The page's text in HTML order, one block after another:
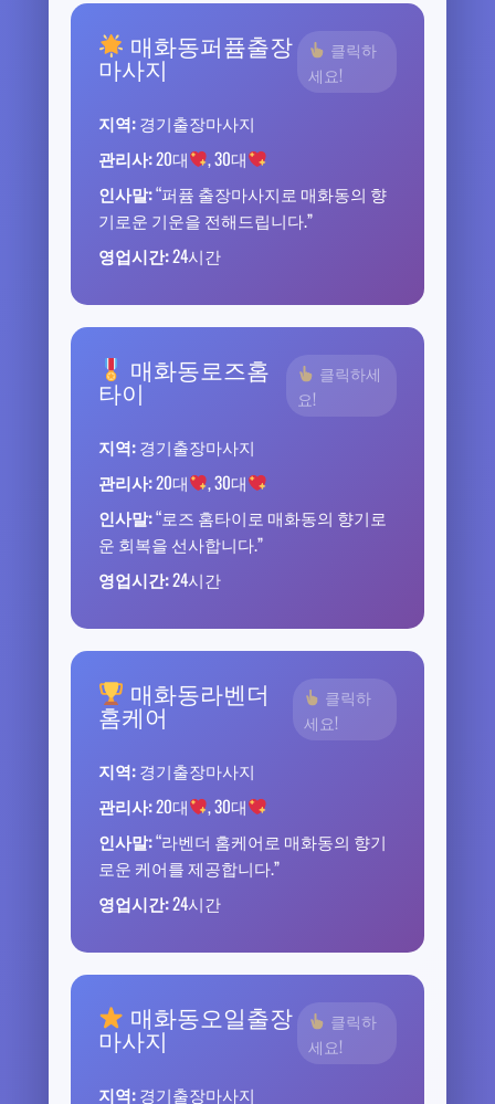
매화동퍼퓸출장
마사지
클릭하
세요!
지역:경기출장마사지
관리사:20대
, 30대
인사말:“퍼퓸 출장마사지로 매화동의 향
기로운 기운을 전해드립니다.”
영업시간:24시간
매화동로즈홈
타이
클릭하세
요!
지역:경기출장마사지
관리사:20대
, 30대
인사말:“로즈 홈타이로 매화동의 향기로
운 회복을 선사합니다.”
영업시간:24시간
매화동라벤더
홈케어
클릭하
세요!
지역:경기출장마사지
관리사:20대
, 30대
인사말:“라벤더 홈케어로 매화동의 향기
로운 케어를 제공합니다.”
영업시간:24시간
매화동오일출장
마사지
클릭하
세요!
지역:경기출장마사지